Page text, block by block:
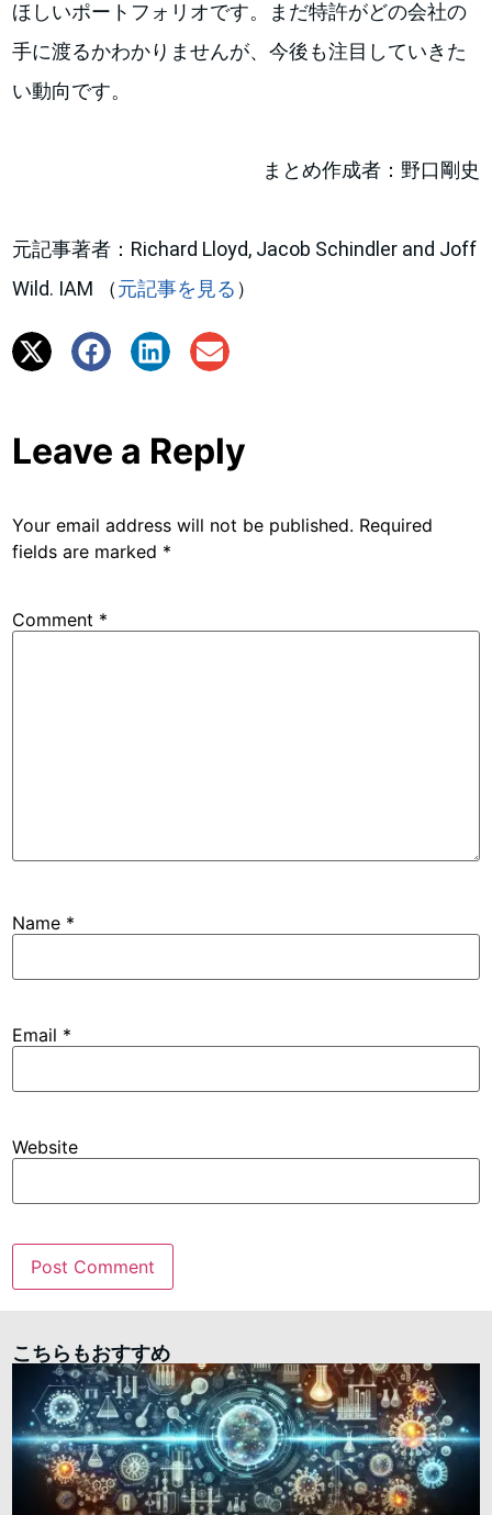
ほしいポートフォリオです。まだ特許がどの会社の
手に渡るかわかりませんが、今後も注目していきた
い動向です。
まとめ作成者：野口剛史
元記事著者：Richard Lloyd, Jacob Schindler and Joff
Wild. IAM （元記事を見る ）
Leave a Reply
Your email address will not be published. Required
fields are marked *
Comment *
Name *
Email *
Website
こちらもおすすめ